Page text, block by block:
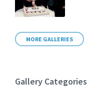
MORE GALLERIES
Gallery Categories